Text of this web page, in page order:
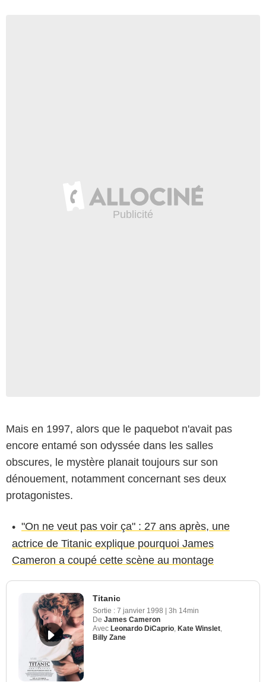
Mais en 1997, alors que le paquebot n'avait pas
encore entamé son odyssée dans les salles
obscures, le mystère planait toujours sur son
dénouement, notamment concernant ses deux
protagonistes.
"On ne veut pas voir ça" : 27 ans après, une
actrice de Titanic explique pourquoi James
Cameron a coupé cette scène au montage
Titanic
Sortie : 7 janvier 1998 | 3h 14min
De James Cameron
Avec Leonardo DiCaprio Kate Winslet
Billy Zane